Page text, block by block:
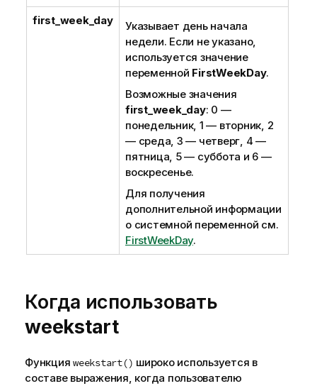
first_week_day
Указывает день начала
недели. Если не указано,
используется значение
переменной FirstWeekDay.
Возможные значения
first_week_day: 0 —
понедельник, 1 — вторник, 2
— среда, 3 — четверг, 4 —
пятница, 5 — суббота и 6 —
воскресенье.
Для получения
дополнительной информации
о системной переменной см.
FirstWeekDay.
Когда использовать
weekstart
Функция weekstart() широко используется в
составе выражения, когда пользователю